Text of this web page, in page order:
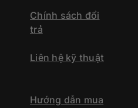
Liên hệ kỹ thuật